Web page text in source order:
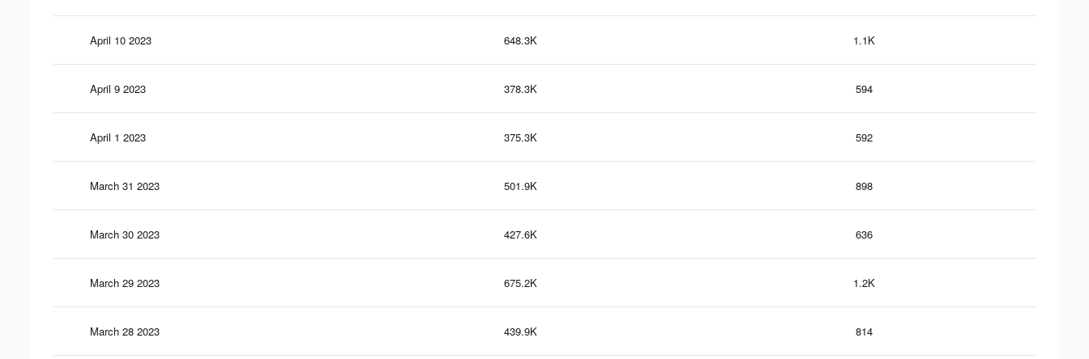
April 10 2023 648.3K 1.1K
April 9 2023 378.3K 594
April 1 2023 375.3K 592
March 31 2023 501.9K 898
March 30 2023 427.6K 636
March 29 2023 675.2K 1.2K
March 28 2023 439.9K 814